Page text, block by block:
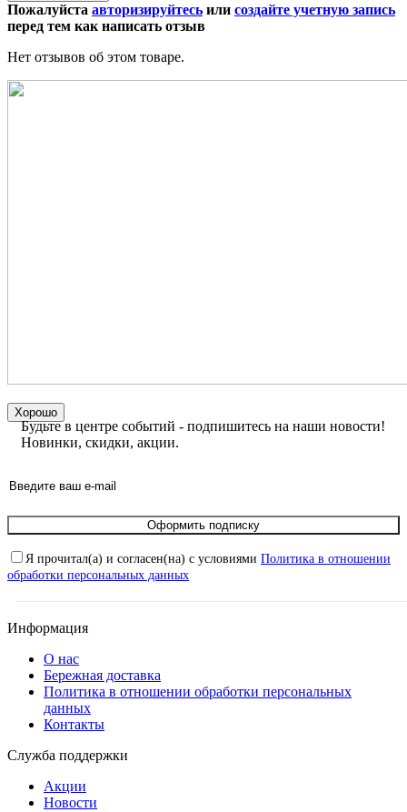
Пожалуйста авторизируйтесь или создайте учетную запись
перед тем как написать отзыв
Нет отзывов об этом товаре.
Хорошо
Будьте в центре событий - подпишитесь на наши новости!
Новинки, скидки, акции.
Оформить подписку
Я прочитал(а) и согласен(на) с условиями Политика в отношении
обработки персональных данных
Информация
О нас
Бережная доставка
Политика в отношении обработки персональных
данных
Контакты
Служба поддержки
Акции
Новости